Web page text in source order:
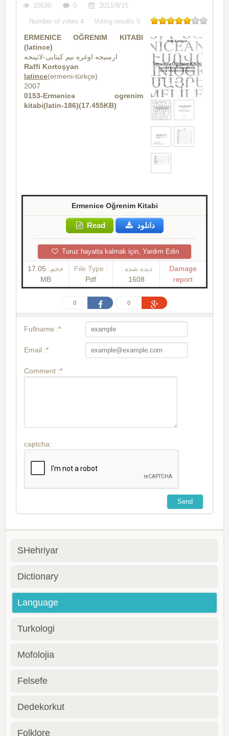
10530 0 2011/8/15
Number of votes 4 Voting results 5
ERMENICE OĞRENIM KITABI
(latince)
ارمنیجه اوغره نیم کیتابی-لاتینجه
Raffi Kortoşyan
latince(ermeni-türkçe)
2007
0153-Ermənicə ogrenim
kitabi(latin-186)(17.455KB)
Ermenice Oğrenim Kitabi
Read دانلود
Turuz hayatta kalmak için, Yardım Edin
حجم: 17.05
MB
File Type :
Pdf
دیده شده :
1608
Damage
report
0 0
Fullname :*
Email :*
Comment :*
captcha:
SHehriyar
Dictionary
Language
Turkologi
Mofolojia
Felsefe
Dedekorkut
Folklore